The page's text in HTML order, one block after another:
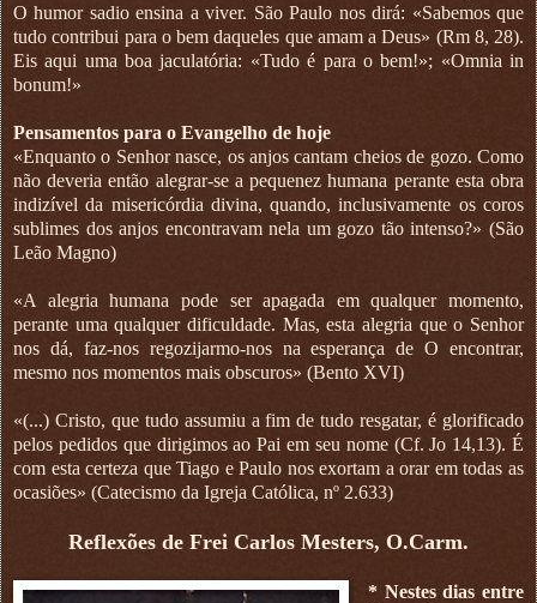
O humor sadio ensina a viver. São Paulo nos dirá: «Sabemos que
tudo contribui para o bem daqueles que amam a Deus» (Rm 8, 28).
Eis aqui uma boa jaculatória: «Tudo é para o bem!»; «Omnia in
bonum!»
Pensamentos para o Evangelho de hoje
«Enquanto o Senhor nasce, os anjos cantam cheios de gozo. Como
não deveria então alegrar-se a pequenez humana perante esta obra
indizível da misericórdia divina, quando, inclusivamente os coros
sublimes dos anjos encontravam nela um gozo tão intenso?» (São
Leão Magno)
«A alegria humana pode ser apagada em qualquer momento,
perante uma qualquer dificuldade. Mas, esta alegria que o Senhor
nos dá, faz-nos regozijarmo-nos na esperança de O encontrar,
mesmo nos momentos mais obscuros» (Bento XVI)
«(...) Cristo, que tudo assumiu a fim de tudo resgatar, é glorificado
pelos pedidos que dirigimos ao Pai em seu nome (Cf. Jo 14,13). É
com esta certeza que Tiago e Paulo nos exortam a orar em todas as
ocasiões» (Catecismo da Igreja Católica, nº 2.633)
Reflexões de Frei Carlos Mesters, O.Carm.
* Nestes dias entre